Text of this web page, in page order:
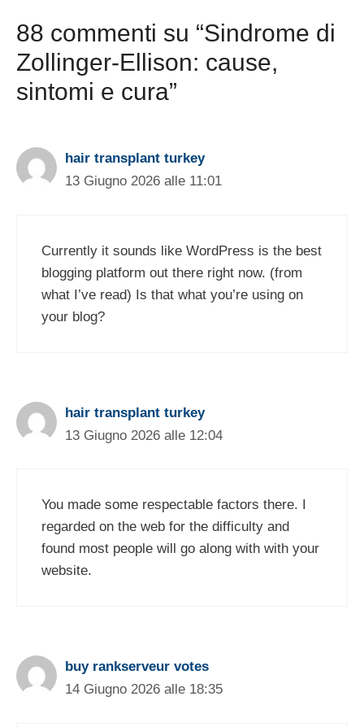
88 commenti su “Sindrome di
Zollinger-Ellison: cause,
sintomi e cura”
hair transplant turkey
13 Giugno 2026 alle 11:01
Currently it sounds like WordPress is the best
blogging platform out there right now. (from
what I’ve read) Is that what you’re using on
your blog?
hair transplant turkey
13 Giugno 2026 alle 12:04
You made some respectable factors there. I
regarded on the web for the difficulty and
found most people will go along with with your
website.
buy rankserveur votes
14 Giugno 2026 alle 18:35